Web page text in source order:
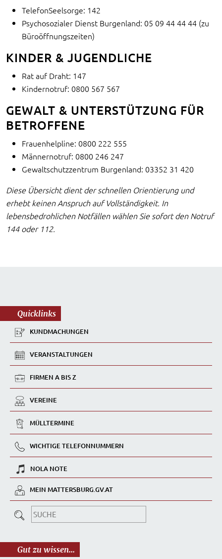
TelefonSeelsorge: 142
Psychosozialer Dienst Burgenland: 05 09 44 44 44 (zu
Büroöffnungszeiten)
KINDER & JUGENDLICHE
Rat auf Draht: 147
Kindernotruf: 0800 567 567
GEWALT & UNTERSTÜTZUNG FÜR
BETROFFENE
Frauenhelpline: 0800 222 555
Männernotruf: 0800 246 247
Gewaltschutzzentrum Burgenland: 03352 31 420
Diese Übersicht dient der schnellen Orientierung und
erhebt keinen Anspruch auf Vollständigkeit. In
lebensbedrohlichen Notfällen wählen Sie sofort den Notruf
144 oder 112.
Quicklinks
KUNDMACHUNGEN
VERANSTALTUNGEN
FIRMEN A BIS Z
VEREINE
MÜLLTERMINE
WICHTIGE TELEFONNUMMERN
NOLA NOTE
MEIN MATTERSBURG.GV.AT
Gut zu wissen...